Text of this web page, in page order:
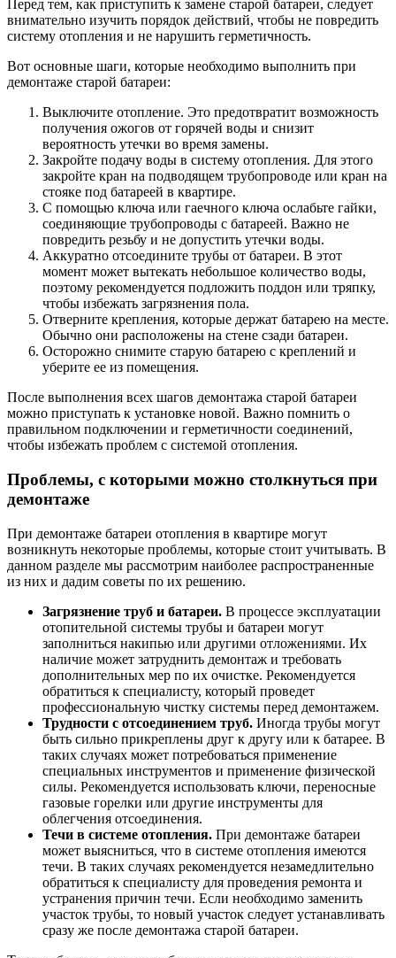
Перед тем, как приступить к замене старой батареи, следует
внимательно изучить порядок действий, чтобы не повредить
систему отопления и не нарушить герметичность.
Вот основные шаги, которые необходимо выполнить при
демонтаже старой батареи:
Выключите отопление. Это предотвратит возможность
получения ожогов от горячей воды и снизит
вероятность утечки во время замены.
Закройте подачу воды в систему отопления. Для этого
закройте кран на подводящем трубопроводе или кран на
стояке под батареей в квартире.
С помощью ключа или гаечного ключа ослабьте гайки,
соединяющие трубопроводы с батареей. Важно не
повредить резьбу и не допустить утечки воды.
Аккуратно отсоедините трубы от батареи. В этот
момент может вытекать небольшое количество воды,
поэтому рекомендуется подложить поддон или тряпку,
чтобы избежать загрязнения пола.
Отверните крепления, которые держат батарею на месте.
Обычно они расположены на стене сзади батареи.
Осторожно снимите старую батарею с креплений и
уберите ее из помещения.
После выполнения всех шагов демонтажа старой батареи
можно приступать к установке новой. Важно помнить о
правильном подключении и герметичности соединений,
чтобы избежать проблем с системой отопления.
Проблемы, с которыми можно столкнуться при
демонтаже
При демонтаже батареи отопления в квартире могут
возникнуть некоторые проблемы, которые стоит учитывать. В
данном разделе мы рассмотрим наиболее распространенные
из них и дадим советы по их решению.
Загрязнение труб и батареи. В процессе эксплуатации
отопительной системы трубы и батареи могут
заполниться накипью или другими отложениями. Их
наличие может затруднить демонтаж и требовать
дополнительных мер по их очистке. Рекомендуется
обратиться к специалисту, который проведет
профессиональную чистку системы перед демонтажем.
Трудности с отсоединением труб. Иногда трубы могут
быть сильно прикреплены друг к другу или к батарее. В
таких случаях может потребоваться применение
специальных инструментов и применение физической
силы. Рекомендуется использовать ключи, переносные
газовые горелки или другие инструменты для
облегчения отсоединения.
Течи в системе отопления. При демонтаже батареи
может выясниться, что в системе отопления имеются
течи. В таких случаях рекомендуется незамедлительно
обратиться к специалисту для проведения ремонта и
устранения причин течи. Если необходимо заменить
участок трубы, то новый участок следует устанавливать
сразу же после демонтажа старой батареи.